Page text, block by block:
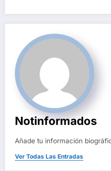
Notinformados
Añade tu información
Ver Todas Las Entradas